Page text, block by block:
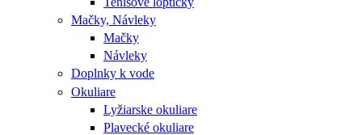
Mačky, Návleky
Mačky
Návleky
Doplnky k vode
Okuliare
Lyžiarske okuliare
Plavecké okuliare